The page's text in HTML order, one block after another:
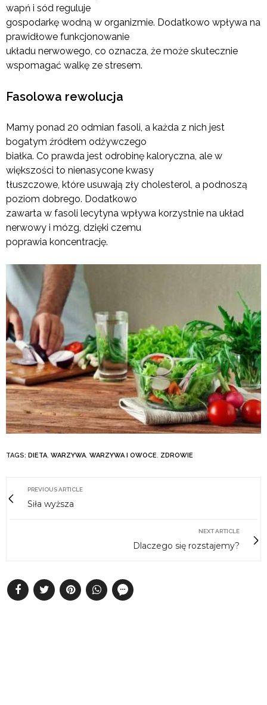
wapń i sód reguluje
gospodarkę wodną w organizmie. Dodatkowo wpływa na
prawidłowe funkcjonowanie
układu nerwowego, co oznacza, że może skutecznie
wspomagać walkę ze stresem.
Fasolowa rewolucja
Mamy ponad 20 odmian fasoli, a każda z nich jest
bogatym źródłem odżywczego
białka. Co prawda jest odrobinę kaloryczna, ale w
większości to nienasycone kwasy
tłuszczowe, które usuwają zły cholesterol, a podnoszą
poziom dobrego. Dodatkowo
zawarta w fasoli lecytyna wpływa korzystnie na układ
nerwowy i mózg, dzięki czemu
poprawia koncentrację.
TAGS: DIETA, WARZYWA, WARZYWA I OWOCE, ZDROWIE
PREVIOUS ARTICLE
Siła wyższa
NEXT ARTICLE
Dlaczego się rozstajemy?